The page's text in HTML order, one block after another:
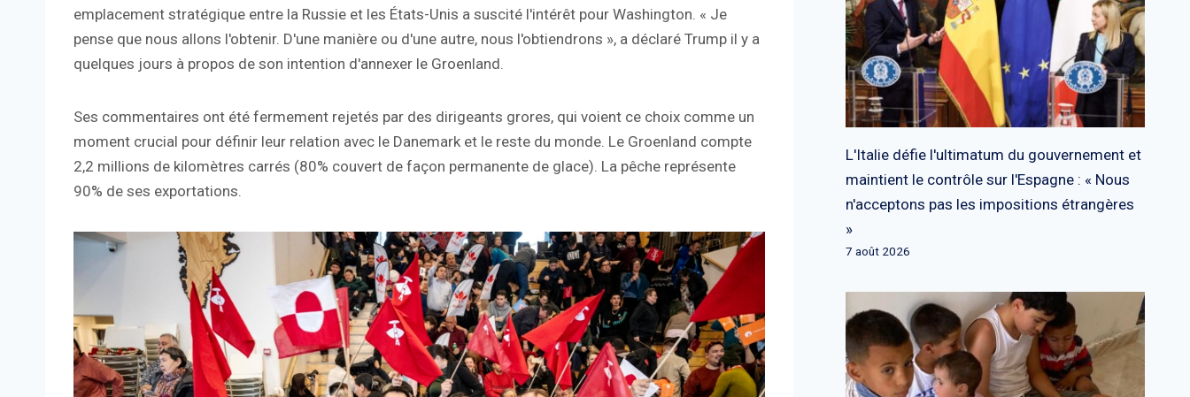
emplacement stratégique entre la Russie et les États-Unis a suscité l'intérêt pour Washington. « Je
pense que nous allons l'obtenir. D'une manière ou d'une autre, nous l'obtiendrons », a déclaré Trump il y a
quelques jours à propos de son intention d'annexer le Groenland.
Ses commentaires ont été fermement rejetés par des dirigeants grores, qui voient ce choix comme un
moment crucial pour définir leur relation avec le Danemark et le reste du monde. Le Groenland compte
2,2 millions de kilomètres carrés (80% couvert de façon permanente de glace). La pêche représente
90% de ses exportations.
L'Italie défie l'ultimatum du gouvernement et
maintient le contrôle sur l'Espagne : « Nous
n'acceptons pas les impositions étrangères
»
7 août 2026